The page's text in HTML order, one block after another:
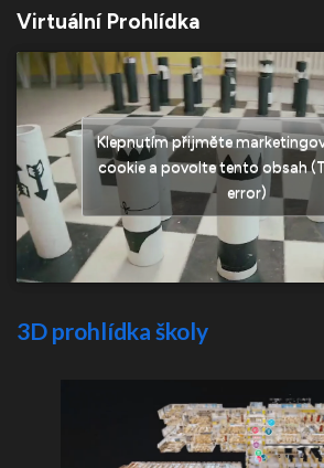
Virtuální Prohlídka
Klepnutím přijměte
cookie a povolte tento obsah
error)
3D prohlídka školy